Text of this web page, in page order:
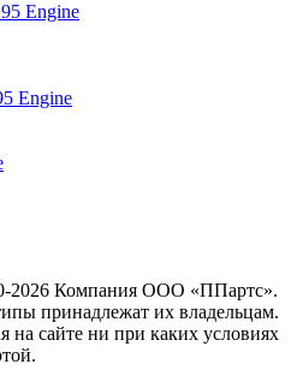
Engine
Engine
2026 Компания ООО «ППартс».
принадлежат их владельцам.
на сайте ни при каких условиях